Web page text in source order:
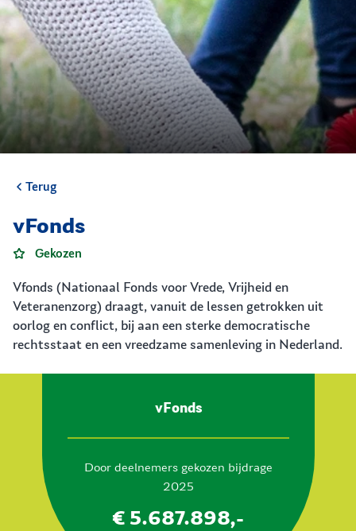
Terug
vFonds
Gekozen
Vfonds (Nationaal Fonds voor Vrede, Vrijheid en
Veteranenzorg) draagt, vanuit de lessen getrokken uit
oorlog en conflict, bij aan een sterke democratische
rechtsstaat en een vreedzame samenleving in Nederland.
vFonds
Door deelnemers gekozen bijdrage
2025
€ 5.687.898,-